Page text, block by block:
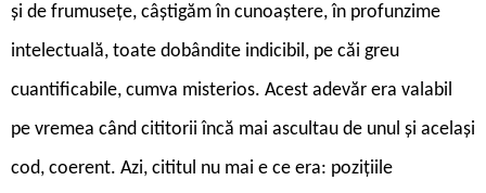
și de frumusețe, câștigăm în cunoaștere, în profunzime
intelectuală, toate dobândite indicibil, pe căi greu
cuantificabile, cumva misterios. Acest adevăr era valabil
pe vremea când cititorii încă mai ascultau de unul și același
cod, coerent. Azi, cititul nu mai e ce era: pozițiile